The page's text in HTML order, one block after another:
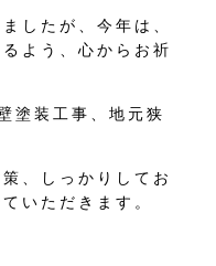
したが、今年は、
よう、心からお祈
塗装工事、地元狭
、しっかりしてお
いただきます。